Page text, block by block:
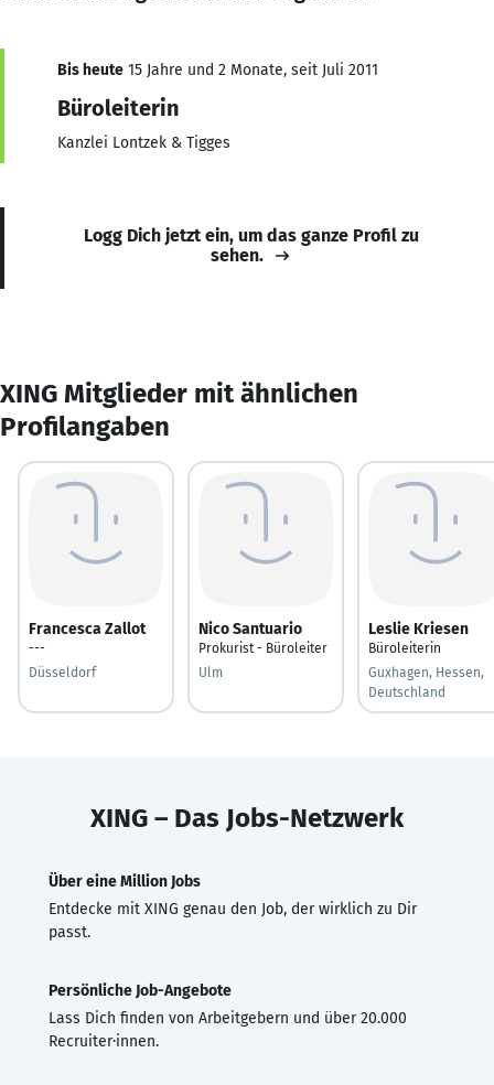
Bis heute 15 Jahre und 2 Monate, seit Juli 2011
Büroleiterin
Kanzlei Lontzek & Tigges
Logg Dich jetzt ein, um das ganze Profil zu
sehen.
XING Mitglieder mit ähnlichen
Profilangaben
Francesca Zallot
---
Düsseldorf
Nico Santuario
Prokurist - Büroleiter
Ulm
Leslie Kriesen
Büroleiterin
Guxhagen, Hessen,
Deutschland
XING – Das Jobs-Netzwerk
Über eine Million Jobs
Entdecke mit XING genau den Job, der wirklich zu Dir
passt.
Persönliche Job-Angebote
Lass Dich finden von Arbeitgebern und über 20.000
Recruiter·innen.